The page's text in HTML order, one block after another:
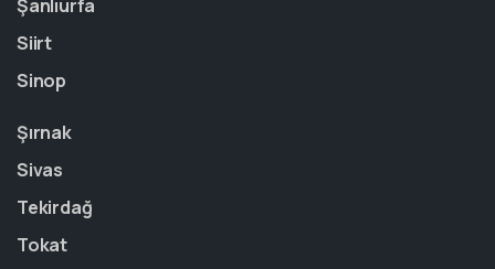
Şanlıurfa
Siirt
Sinop
Şırnak
Sivas
Tekirdağ
Tokat